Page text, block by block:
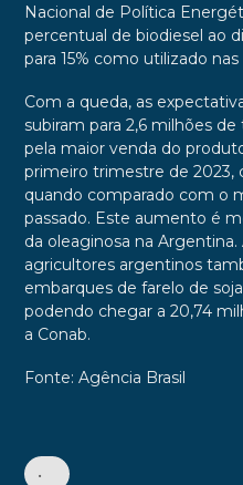
Nacional de Política
percentual de biodiesel ao
para 15% como utilizado
Com a queda, as
subiram para 2,6 milhões
pela maior venda do
primeiro trimestre de 2023,
quando comparado com o
passado. Este aumento é
da oleaginosa na
agricultores argentinos
embarques de farelo de
podendo chegar a 20,74
a Conab.
Fonte: Agência Brasil
•